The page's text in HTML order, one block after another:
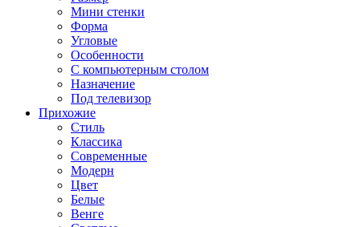
Мини стенки
Форма
Угловые
Особенности
С компьютерным столом
Назначение
Под телевизор
Прихожие
Стиль
Классика
Современные
Модерн
Цвет
Белые
Венге